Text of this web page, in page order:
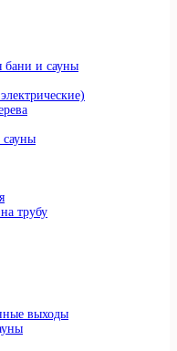
бани и сауны
трубу
выходы